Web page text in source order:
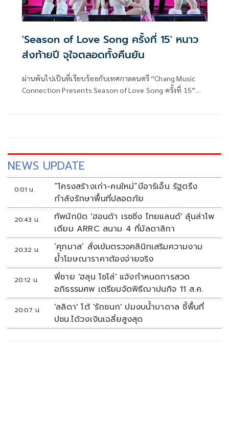
'Season of Love Song ครั้งที่ 15' หนาว
ส่งท้ายปี จุใจตลอดทั้งคืนยัน
ผ่านพ้นไปเป็นที่เรียบร้อยกับเทศกาลดนตรี “Chang Music
Connection Presents Season of Love Song ครั้งที่ 15”
NEWS UPDATE
0:01 น.
“โครงสร้างเก่า-คนใหม่”บีอาร์เอ็น รัฐตรึง
กำลังรักษาพื้นที่ปลอดภัย
20:43 น.
ทัพนักบิด 'ฮอนด้า เรซซิ่ง ไทยแลนด์' ลุ้นล่าโพ
เดียม ARRC สนาม 4 ที่มัลดาลิกา
20:32 น.
‘ศุภมาส’ สั่งเข้มตรวจคลินิกเสริมความงาม
ย้ำโฆษณาราคาต้องจ่ายจริง
20:12 น.
พี่ชาย 'ฮลุน โซโล่' แจ้งกำหนดการสวด
อภิธรรมศพ เตรียมจัดพิธีฌาปนกิจ 11 ส.ค.
20:07 น.
'ลลิดา' โต้ 'รักชนก' ปมงบน้ำบาดาล ชี้พื้นที่
ปชน.ได้วงเงินเฉลี่ยสูงสุด